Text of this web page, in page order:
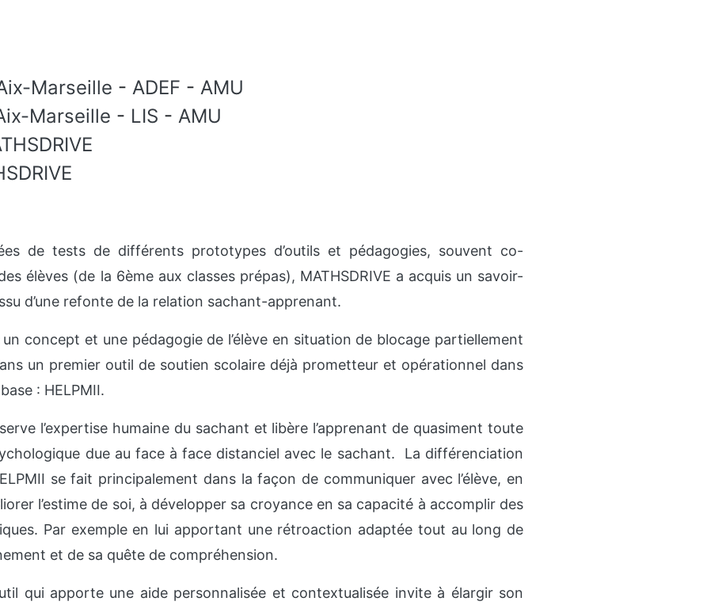
Marseille - ADEF - AMU
Marseille - LIS - AMU
de tests de différents prototypes d’outils et pédagogies, souvent co-
élèves (de la 6ème aux classes prépas), MATHSDRIVE a acquis un savoir-
d’une refonte de la relation sachant-apprenant.
concept et une pédagogie de l’élève en situation de blocage partiellement
un premier outil de soutien scolaire déjà prometteur et opérationnel dans
: HELPMII.
l’expertise humaine du sachant et libère l’apprenant de quasiment toute
due au face à face distanciel avec le sachant. La différenciation
se fait principalement dans la façon de communiquer avec l’élève, en
l’estime de soi, à développer sa croyance en sa capacité à accomplir des
Par exemple en lui apportant une rétroaction adaptée tout au long de
et de sa quête de compréhension.
qui apporte une aide personnalisée et contextualisée invite à élargir son